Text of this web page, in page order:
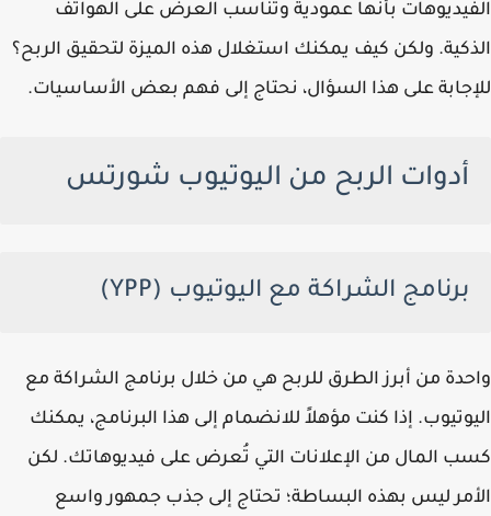
الفيديوهات بأنها عمودية وتناسب العرض على الهواتف
الذكية. ولكن كيف يمكنك استغلال هذه الميزة لتحقيق الربح؟
للإجابة على هذا السؤال، نحتاج إلى فهم بعض الأساسيات.
أدوات الربح من اليوتيوب شورتس
برنامج الشراكة مع اليوتيوب (YPP)
واحدة من أبرز الطرق للربح هي من خلال برنامج الشراكة مع
اليوتيوب. إذا كنت مؤهلاً للانضمام إلى هذا البرنامج، يمكنك
كسب المال من الإعلانات التي تُعرض على فيديوهاتك. لكن
الأمر ليس بهذه البساطة؛ تحتاج إلى جذب جمهور واسع